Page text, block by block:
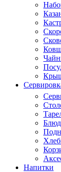
Напитки